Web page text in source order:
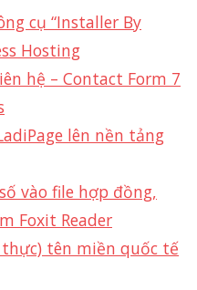
cụ “Installer By
Hosting
hệ – Contact Form 7
lên nền tảng
vào file hợp đồng,
Foxit Reader
tên miền quốc tế